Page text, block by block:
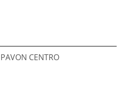
CENTRO